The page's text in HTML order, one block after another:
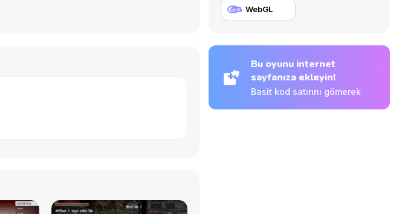
WebGL
Bu oyunu internet
sayfanıza ekleyin!
Basit kod satırını gömerek